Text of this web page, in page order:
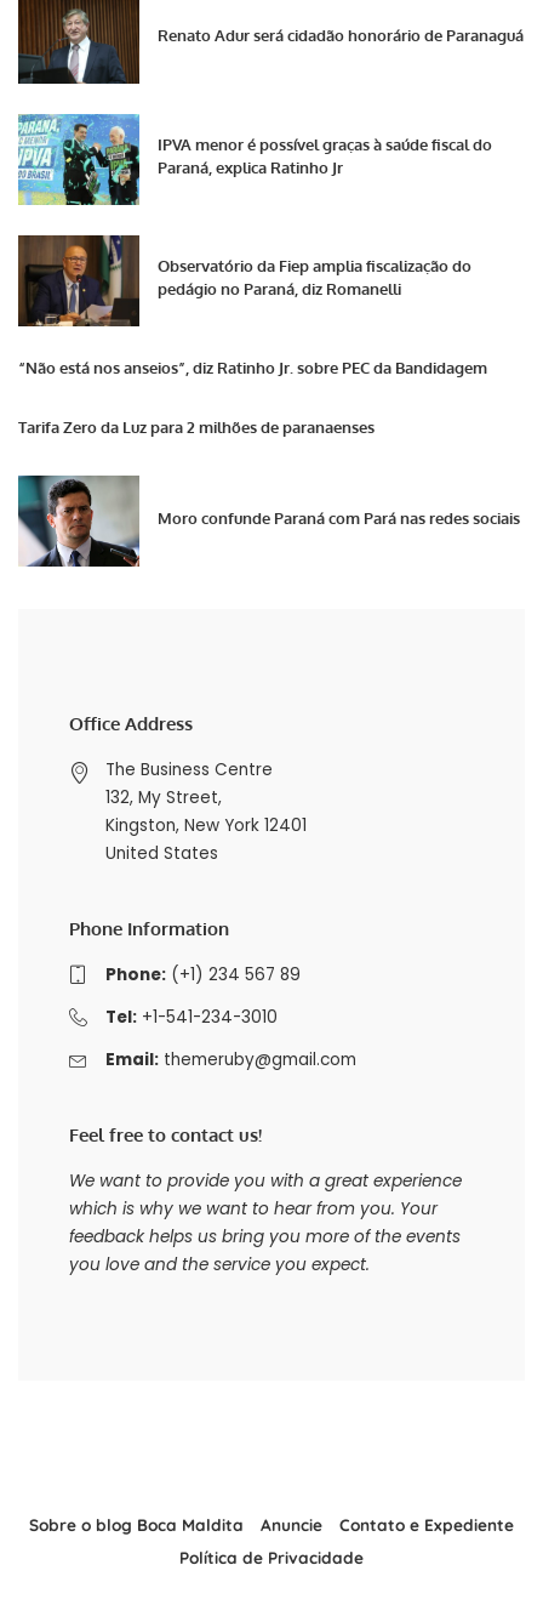
Renato Adur será cidadão honorário de Paranaguá
IPVA menor é possível graças à saúde fiscal do
Paraná, explica Ratinho Jr
Observatório da Fiep amplia fiscalização do
pedágio no Paraná, diz Romanelli
“Não está nos anseios”, diz Ratinho Jr. sobre PEC da Bandidagem
Tarifa Zero da Luz para 2 milhões de paranaenses
Moro confunde Paraná com Pará nas redes sociais
Office Address
The Business Centre
132, My Street,
Kingston, New York 12401
United States
Phone Information
Phone:(+1) 234 567 89
Tel:+1-541-234-3010
Email: themeruby@gmail.com
Feel free to contact us!
We want to provide you with a great experience
which is why we want to hear from you. Your
feedback helps us bring you more of the events
you love and the service you expect.
Sobre o blog Boca Maldita Anuncie
Contato e Expediente
Política de Privacidade